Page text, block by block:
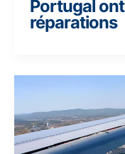
Portugal
réparations